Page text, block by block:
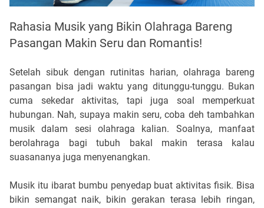
Rahasia Musik yang Bikin Olahraga Bareng
Pasangan Makin Seru dan Romantis!
Setelah sibuk dengan rutinitas harian, olahraga bareng
pasangan bisa jadi waktu yang ditunggu-tunggu. Bukan
cuma sekedar aktivitas, tapi juga soal memperkuat
hubungan. Nah, supaya makin seru, coba deh tambahkan
musik dalam sesi olahraga kalian. Soalnya, manfaat
berolahraga bagi tubuh bakal makin terasa kalau
suasananya juga menyenangkan.
Musik itu ibarat bumbu penyedap buat aktivitas fisik. Bisa
bikin semangat naik, bikin gerakan terasa lebih ringan,